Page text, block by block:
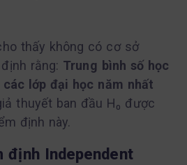
thấy không có cơ sở
rằng: Trung bình số học
lớp đại học năm nhất
thuyết ban đầu H₀ được
định này.
định Independent